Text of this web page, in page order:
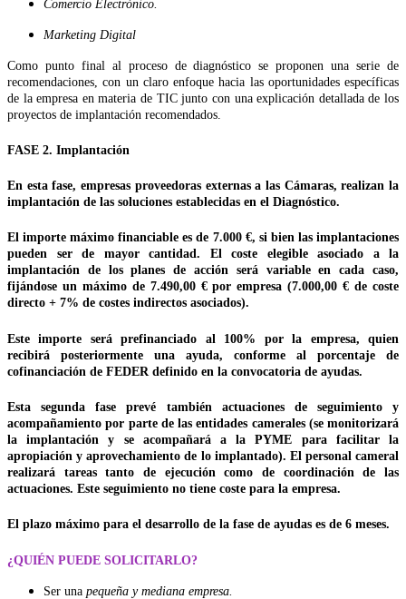
Comercio Electrónico.
Marketing Digital
Como punto final al proceso de diagnóstico se proponen una serie de
recomendaciones, con un claro enfoque hacia las oportunidades específicas
de la empresa en materia de TIC junto con una explicación detallada de los
proyectos de implantación recomendados.
FASE 2. Implantación
En esta fase, empresas proveedoras externas a las Cámaras, realizan la
implantación de las soluciones establecidas en el Diagnóstico.
El importe máximo financiable es de 7.000 €, si bien las implantaciones
pueden ser de mayor cantidad. El coste elegible asociado a la
implantación de los planes de acción será variable en cada caso,
fijándose un máximo de 7.490,00 € por empresa (7.000,00 € de coste
directo + 7% de costes indirectos asociados).
Este importe será prefinanciado al 100% por la empresa, quien
recibirá posteriormente una ayuda, conforme al porcentaje de
cofinanciación de FEDER definido en la convocatoria de ayudas.
Esta segunda fase prevé también actuaciones de seguimiento y
acompañamiento por parte de las entidades camerales (se monitorizará
la implantación y se acompañará a la PYME para facilitar la
apropiación y aprovechamiento de lo implantado). El personal cameral
realizará tareas tanto de ejecución como de coordinación de las
actuaciones. Este seguimiento no tiene coste para la empresa.
El plazo máximo para el desarrollo de la fase de ayudas es de 6 meses.
¿QUIÉN PUEDE SOLICITARLO?
Ser una pequeña y mediana empresa.